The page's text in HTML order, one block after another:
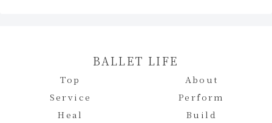
BALLET LIFE
Top
About
Service
Perform
Heal
Build